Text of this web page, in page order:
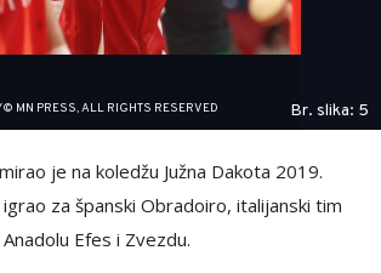
MN PRESS, ALL RIGHTS RESERVED Br. slika: 5
je na koledžu Južna Dakota 2019.
za španski Obradoiro, italijanski tim
Efes i Zvezdu.